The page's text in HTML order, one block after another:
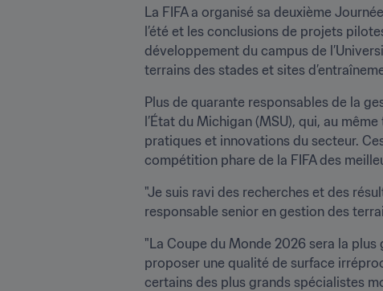
La FIFA a organisé sa deuxième
l’été et les conclusions de projets
développement du campus de
terrains des stades et sites
Plus de quarante responsables de la
l’État du Michigan (MSU), qui, au
pratiques et innovations du secteur.
compétition phare de la FIFA des
"Je suis ravi des recherches et des
responsable senior en gestion des
"La Coupe du Monde 2026 sera la
proposer une qualité de surface
certains des plus grands spécialistes